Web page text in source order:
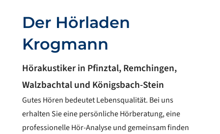
Der Hörladen
Krogmann
Hörakustiker in Pfinztal, Remchingen,
Walzbachtal und Königsbach-Stein
Gutes Hören bedeutet Lebensqualität. Bei uns
erhalten Sie eine persönliche Hörberatung, eine
professionelle Hör-Analyse und gemeinsam finden